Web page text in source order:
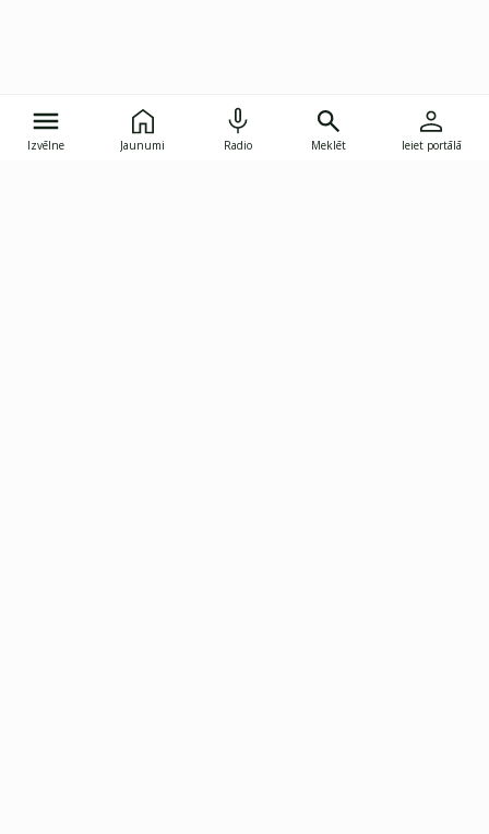
Izvēlne Jaunumi Radio Meklēt Ieiet portālā